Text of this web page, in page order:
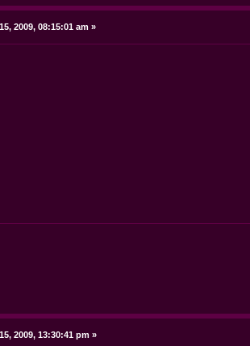
2009, 08:15:01 am »
2009, 13:30:41 pm »